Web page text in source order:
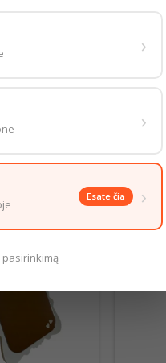
shopping_cart Į krepšelį
›
›
Esate čia ›